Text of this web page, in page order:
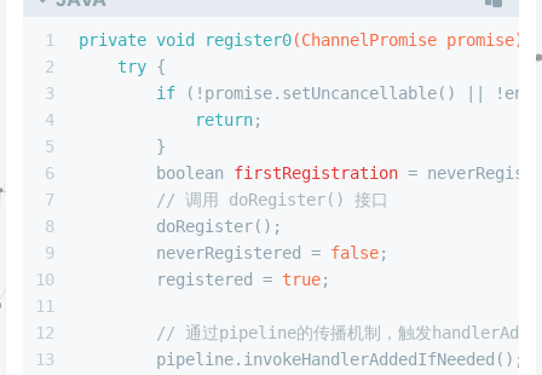
1
2
3
4
5
6
7
8
9
10
11
12
13
private void register0(ChannelPromise promise)
try {
if (!promise.setUncancellable() ||
return;
        }
boolean
firstRegistration =
// 调用 doRegister() 接口
        doRegister();
        neverRegistered =
false;
        registered =
true;
// 通过pipeline的传播机制，触发
        pipeline.invokeHandlerAddedIfNeeded();